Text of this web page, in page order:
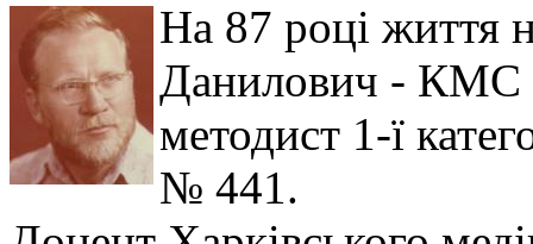
На 87 році життя
Данилович - КМС з
методист 1-ї
№ 441.